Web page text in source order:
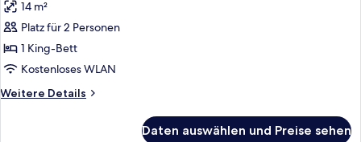
Doppelzimmer,
Gemeinschaftsbad,
Bergblick
anzeigen
14 m²
Platz für 2 Personen
1 King-Bett
Kostenloses WLAN
Weitere Details
Weitere
Daten auswählen und Preise sehen